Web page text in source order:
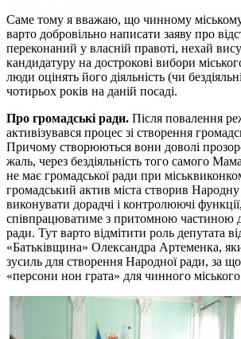
Саме тому я вважаю, що чинному міському
варто добровільно написати заяву про
переконаний у власній правоті, нехай
кандидатуру на дострокові вибори
люди оцінять його діяльність (чи
чотирьох років на даній посаді.
Про громадські ради. Після повалення
активізувався процес зі створення
Причому створюються вони доволі
жаль, через бездіяльність того самого
не має громадської ради при
громадський актив міста створив
виконувати дорадчі і контролюючі
співпрацюватиме з притомною частиною
ради. Тут варто відмітити роль депутата
«Батьківщина» Олександра Артеменка,
зусиль для створення Народної ради, за
«персони нон грата» для чинного